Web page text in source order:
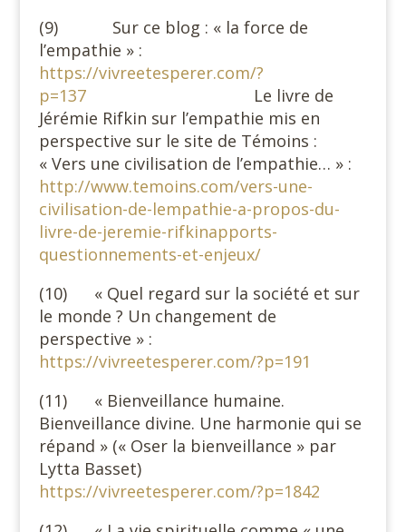
(9) Sur ce blog : « la force de
l’empathie » :
https://vivreetesperer.com/?
p=137Le livre de
Jérémie Rifkin sur l’empathie mis en
perspective sur le site de Témoins :
« Vers une civilisation de l’empathie… » :
http://www.temoins.com/vers-une-
civilisation-de-lempathie-a-propos-du-
livre-de-jeremie-rifkinapports-
questionnements-et-enjeux/
(10) « Quel regard sur la société et sur
le monde ? Un changement de
perspective » :
https://vivreetesperer.com/?p=191
(11) « Bienveillance humaine.
Bienveillance divine. Une harmonie qui se
répand » (« Oser la bienveillance » par
Lytta Basset)
https://vivreetesperer.com/?p=1842